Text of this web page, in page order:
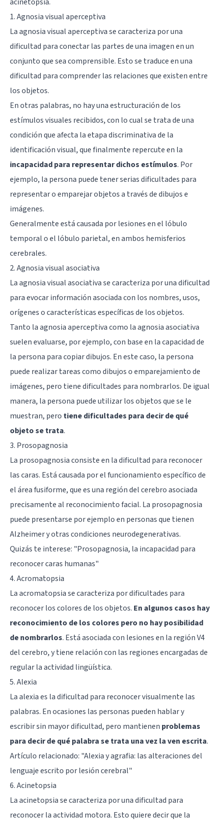
1. Agnosia visual aperceptiva
La agnosia visual aperceptiva se caracteriza por una
dificultad para conectar las partes de una imagen en un
conjunto que sea comprensible. Esto se traduce en una
dificultad para comprender las relaciones que existen entre
los objetos.
En otras palabras, no hay una estructuración de los
estímulos visuales recibidos, con lo cual se trata de una
condición que afecta la etapa discriminativa de la
identificación visual, que finalmente repercute en la
incapacidad para representar dichos estímulos. Por
ejemplo, la persona puede tener serias dificultades para
representar o emparejar objetos a través de dibujos e
imágenes.
Generalmente está causada por lesiones en el lóbulo
temporal o el lóbulo parietal, en ambos hemisferios
cerebrales.
2. Agnosia visual asociativa
La agnosia visual asociativa se caracteriza por una dificultad
para evocar información asociada con los nombres, usos,
orígenes o características específicas de los objetos.
Tanto la agnosia aperceptiva como la agnosia asociativa
suelen evaluarse, por ejemplo, con base en la capacidad de
la persona para copiar dibujos. En este caso, la persona
puede realizar tareas como dibujos o emparejamiento de
imágenes, pero tiene dificultades para nombrarlos. De igual
manera, la persona puede utilizar los objetos que se le
muestran, pero tiene dificultades para decir de qué
objeto se trata.
3. Prosopagnosia
La prosopagnosia consiste en la dificultad para reconocer
las caras. Está causada por el funcionamiento específico de
el área fusiforme, que es una región del cerebro asociada
precisamente al reconocimiento facial. La prosopagnosia
puede presentarse por ejemplo en personas que tienen
Alzheimery otras condiciones neurodegenerativas.
Quizás te interese: "Prosopagnosia, la incapacidad para
reconocer caras humanas"
4. Acromatopsia
La acromatopsia se caracteriza por dificultades para
reconocer los colores de los objetos. En algunos casos hay
reconocimiento de los colores pero no hay posibilidad
de nombrarlos. Está asociada con lesiones en la región V4
del cerebro, y tiene relación con las regiones encargadas de
regular la actividad lingüística.
5. Alexia
La alexia es la dificultad para reconocer visualmente las
palabras. En ocasiones las personas pueden hablar y
escribir sin mayor dificultad, pero mantienen problemas
para decir de qué palabra se trata una vez la ven escrita.
Artículo relacionado: "Alexia y agrafia: las alteraciones del
lenguaje escrito por lesión cerebral"
6. Acinetopsia
La acinetopsia se caracteriza por una dificultad para
reconocer la actividad motora. Esto quiere decir que la